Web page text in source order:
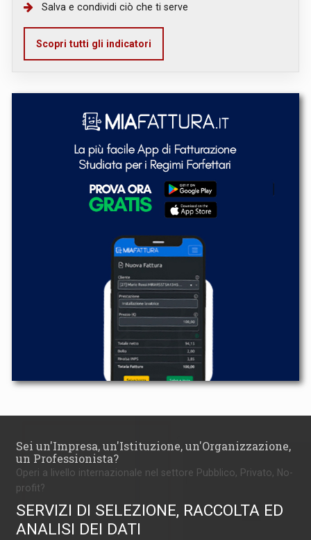
Salva e condividi ciò che ti serve
Scopri tutti gli indicatori
Sei un'Impresa, un'Istituzione, un'Organizzazione,
un Professionista?
Operi a livello internazionale nel settore Pubblico, Privato, No-
profit?
SERVIZI DI SELEZIONE, RACCOLTA ED
ANALISI DEI DATI